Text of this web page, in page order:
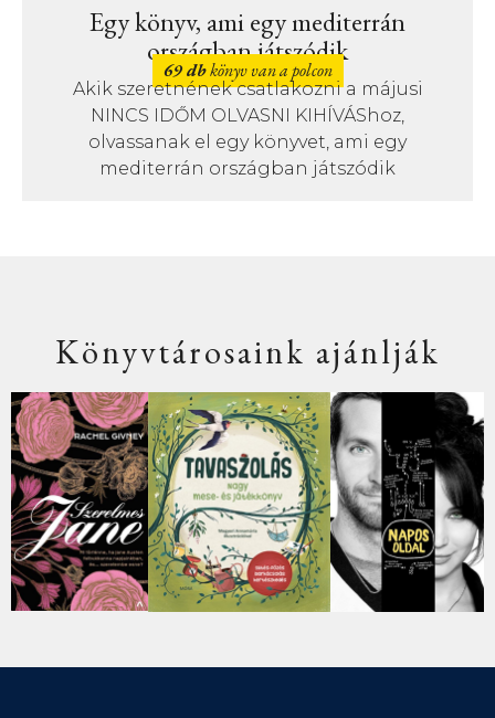
Egy könyv, ami egy mediterrán
országban játszódik
69 dbkönyv van a polcon
Akik szeretnének csatlakozni a májusi
NINCS IDŐM OLVASNI KIHÍVÁShoz,
olvassanak el egy könyvet, ami egy
mediterrán országban játszódik
Könyvtárosaink ajánlják